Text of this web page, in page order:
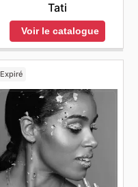
Tati
Voir le catalogue
Expiré